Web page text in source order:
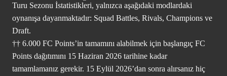
Turu Sezonu İstatistikleri, yalnızca aşağıdaki modlardaki
oynanışa dayanmaktadır: Squad Battles, Rivals, Champions ve
Draft.
†† 6.000 FC Points’in tamamını alabilmek için başlangıç FC
Points dağıtımını 15 Haziran 2026 tarihine kadar
tamamlamanız gerekir. 15 Eylül 2026’dan sonra alırsanız hiç